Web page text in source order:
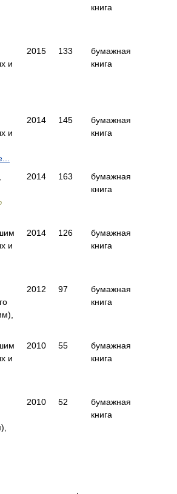
книга
и
2015 133
бумажная
книга
и
2014 145
бумажная
книга
2014 163
бумажная
книга
и
2014 126
бумажная
книга
2012 97
бумажная
книга
и
2010 55
бумажная
книга
2010 52
бумажная
книга